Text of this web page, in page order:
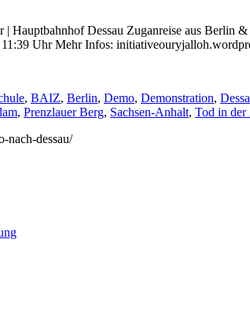
Hauptbahnhof Dessau Zuganreise aus Berlin
Uhr Mehr Infos:
, BAIZ, Berlin, Demo, Demonstration,
, Prenzlauer Berg, Sachsen-Anhalt, Tod in der
nach-dessau/